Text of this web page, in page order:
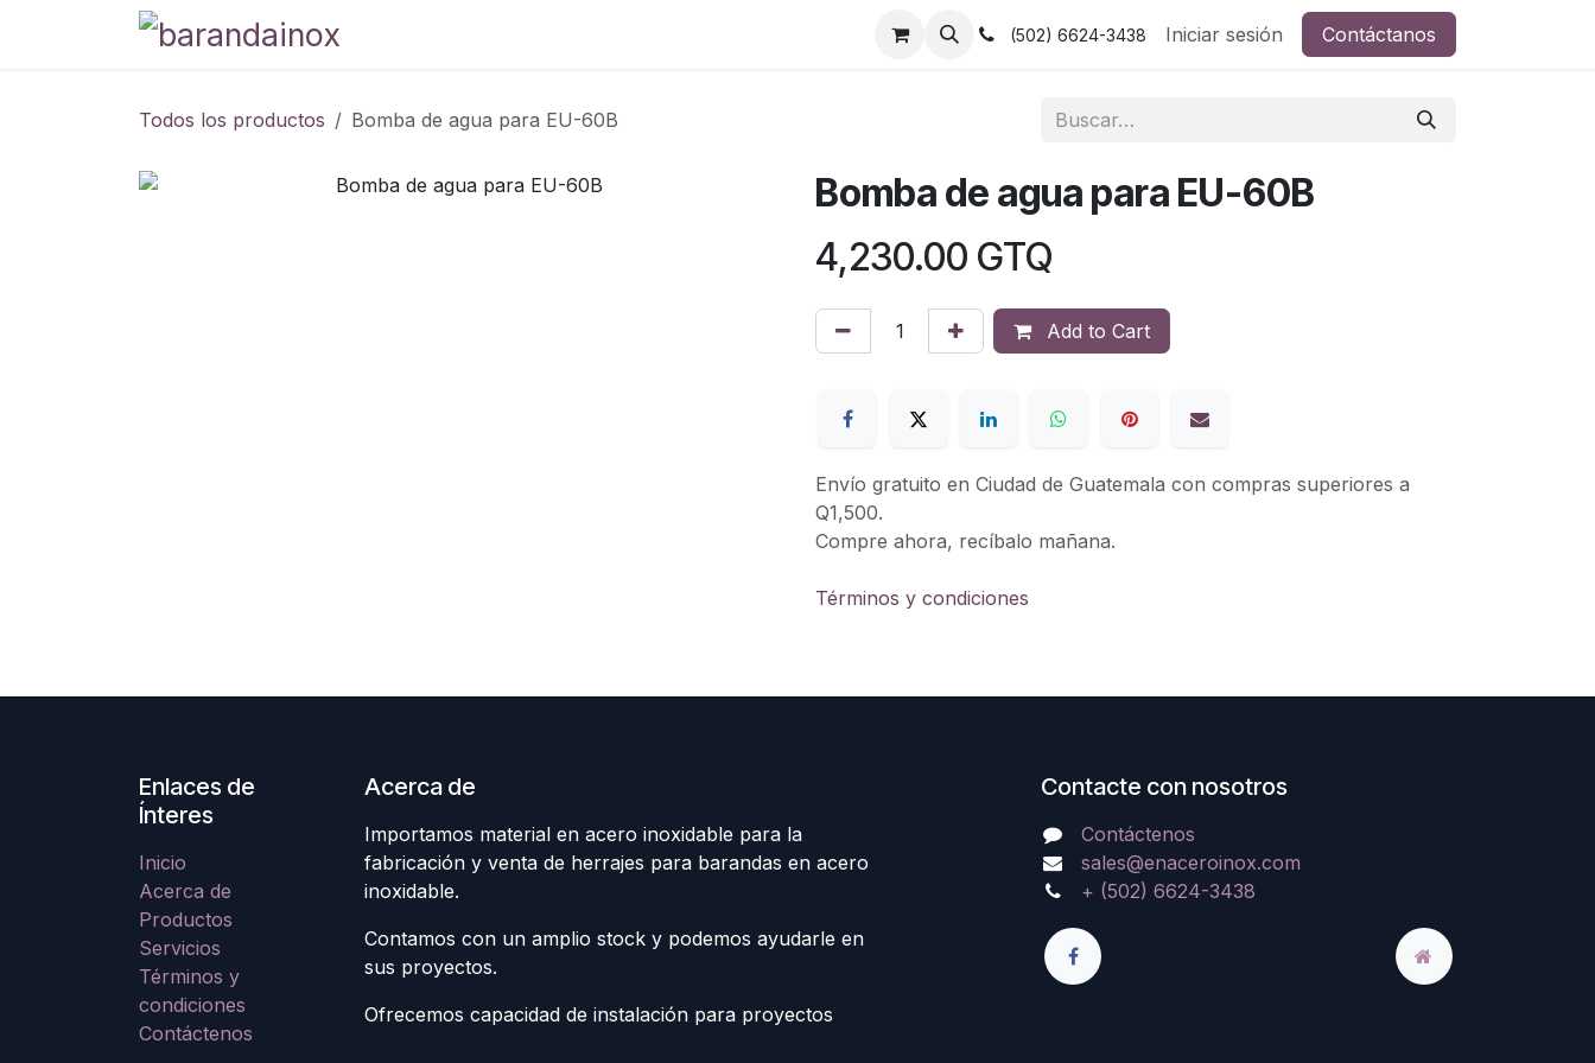
Herrajes y postes Empleos (502) 6624-3438 Iniciar sesión Contáctanos
Todos los productos Bomba de agua para EU-60B
Bomba de agua para EU-60B
4,230.00 GTQ
Add to Cart
Envío gratuito en Ciudad de Guatemala con compras superiores a
Q1,500.
Compre ahora, recíbalo mañana.
Términos y condiciones
Enlaces de
Ínteres
Inicio
Acerca de
Productos
Servicios
Términos y
condiciones
Contáctenos
Acerca de
Importamos material en acero inoxidable para la
fabricación y venta de herrajes para barandas en acero
inoxidable.
Contamos con un amplio stock y podemos ayudarle en
sus proyectos.
Ofrecemos capacidad de instalación para proyectos
Contacte con nosotros
Contáctenos
sales@enaceroinox.com
+ (502) 6624-3438